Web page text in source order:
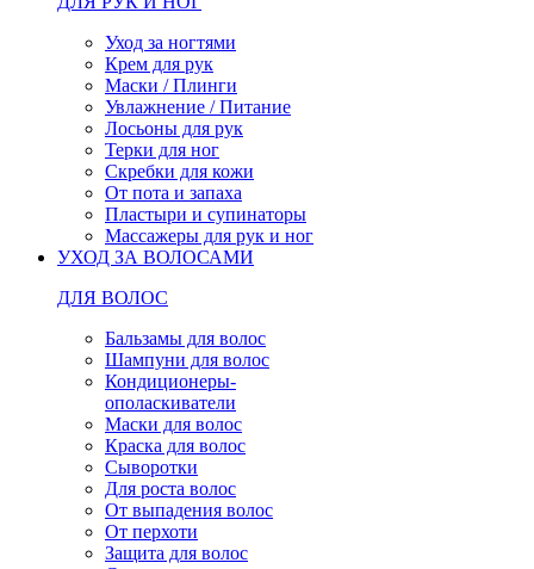
Уход за ногтями
Крем для рук
Маски / Плинги
Увлажнение / Питание
Лосьоны для рук
Терки для ног
Скребки для кожи
От пота и запаха
Пластыри и супинаторы
Массажеры для рук и ног
УХОД ЗА ВОЛОСАМИ
ДЛЯ ВОЛОС
Бальзамы для волос
Шампуни для волос
Кондиционеры-
ополаскиватели
Маски для волос
Краска для волос
Сыворотки
Для роста волос
От выпадения волос
От перхоти
Защита для волос